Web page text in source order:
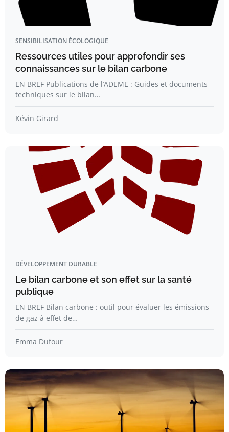
SENSIBILISATION ÉCOLOGIQUE
Ressources utiles pour approfondir ses
connaissances sur le bilan carbone
EN BREF Publications de l’ADEME : Guides et documents
techniques sur le bilan…
Kévin Girard
DÉVELOPPEMENT DURABLE
Le bilan carbone et son effet sur la santé
publique
EN BREF Bilan carbone : outil pour évaluer les émissions
de gaz à effet de…
Emma Dufour